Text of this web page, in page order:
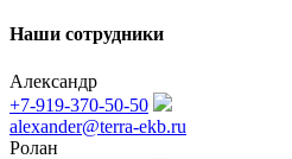
Наши сотрудники
Александр
+7-919-370-50-50
alexander@terra-ekb.ru
Ролан